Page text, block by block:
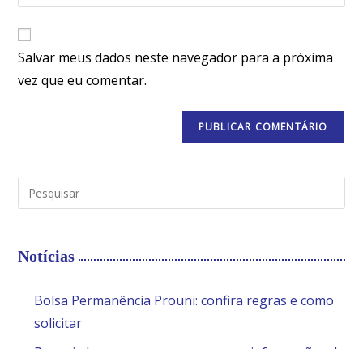
Salvar meus dados neste navegador para a próxima
vez que eu comentar.
Notícias
Bolsa Permanência Prouni: confira regras e como
solicitar